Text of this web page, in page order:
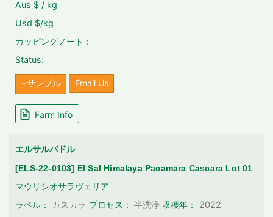
Aus $ / kg
Usd $/kg
カッピングノート：
Status:
+サンプル Email Us
Farm Info
エルサルバドル
[ELS-22-0103] El Sal Himalaya Pacamara Cascara Lot 01
マウリシオサラヴェリア
ラベル：
カスカラ プロセス： 半洗浄 収穫年：
2022